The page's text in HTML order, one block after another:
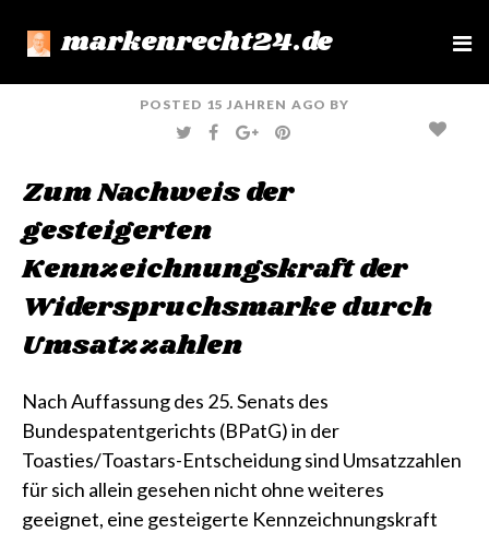
markenrecht24.de
e
POSTED 15 JAHREN AGO BY
T
W
E
F
A
O
G
O
E
P
I
R
Zum Nachweis der
gesteigerten
Kennzeichnungskraft der
Widerspruchsmarke durch
Umsatzzahlen
Nach Auffassung des 25. Senats des
Bundespatentgerichts (BPatG) in der
Toasties/Toastars-Entscheidungsind Umsatzzahlen
für sich allein gesehen nicht ohne weiteres
geeignet, eine gesteigerte Kennzeichnungskraft